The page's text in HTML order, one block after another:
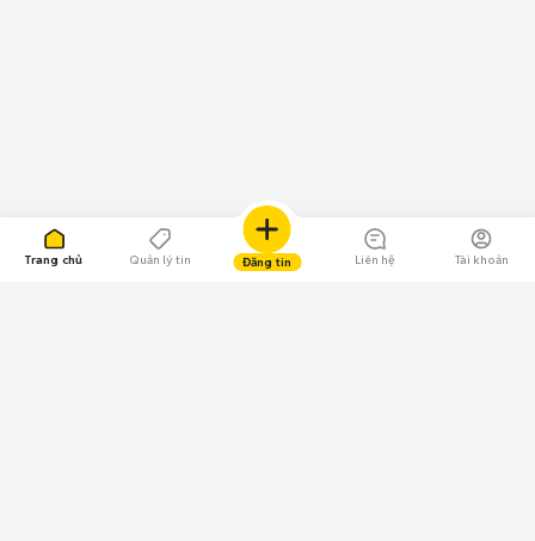
Trang chủ Quản lý tin Đăng tin Liên hệ Tài khoản